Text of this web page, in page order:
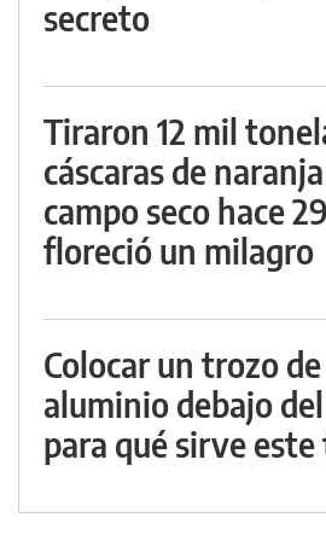
secreto
Tiraron 12 mil
cáscaras de
campo seco hace
floreció un milagro
Colocar un trozo
aluminio debajo
para qué sirve